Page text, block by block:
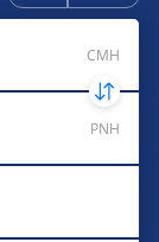
CMH
PNH